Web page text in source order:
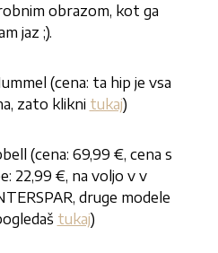
obrazom, kot ga
jaz ;).
(cena: ta hip je vsa
zato klikni tukaj)
(cena: 69,99 €, cena s
22,99 €, na voljo v v
druge modele
tukaj)